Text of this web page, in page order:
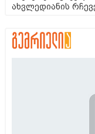
ახვლედიანის